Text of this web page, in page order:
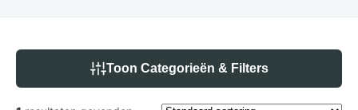
Toon Categorieën & Filters